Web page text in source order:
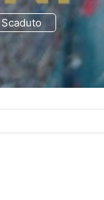
Scaduto